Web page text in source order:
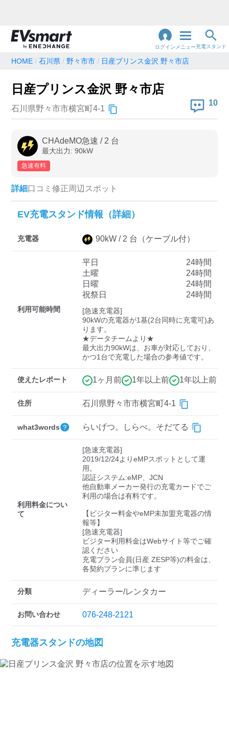
ログイン メニュー充電スタンド
地名・観光スポット・住所で検索
充電器の種類
急速充電器のみ表示
高速道路上のみ表示
認証システム
三菱ディーラーを表示
日産ディーラーを表示
示
中速-20kW-以上 急速-44kW-以上
検索する
HOME 石川県 野々市市 日産プリンス金沢 野々市店
日産プリンス金沢 野々市店
石川県野々市市横宮町4-1
10
CHAdeMO急速 / 2 台
最大出力: 90kW
急速有料
詳細口コミ 修正周辺スポット
EV充電スタンド情報（詳細）
充電器 90kW / 2 台 （ケーブル付）
利用可能時間
平日
24時間
土曜
24時間
日曜
24時間
祝祭日
24時間
[急速充電器]
90kWの充電器が1基(2台同時に充電可)あ
ります。
★データチームより★
最大出力90kWは、お車が対応しており、
かつ1台で充電した場合の参考値です。
使えたレポート 1ヶ月前 1年以上前 1年以上前
住所 石川県野々市市横宮町4-1
what3words らいげつ。しらべ。そだてる
利用料金につい
て
[急速充電器]
2019/12/24よりeMPスポットとして運
用。
認証システム:eMP、JCN
他自動車メーカー発行の充電カードでご
利用の場合は有料です。
【ビジター料金やeMP未加盟充電器の情
報等】
[急速充電器]
ビジター利用料金はWebサイト等でご確
認ください
充電プラン会員(日産 ZESP等)の料金は、
各契約プランに準じます
分類 ディーラー/レンタカー
お問い合わせ 076-248-2121
充電器スタンドの地図